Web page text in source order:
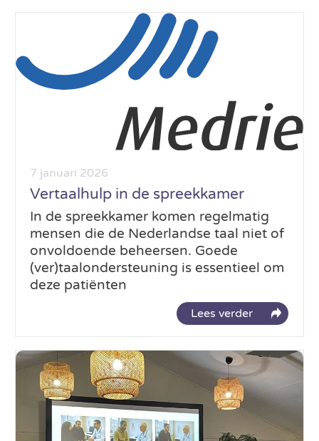
7 januari 2026
Vertaalhulp in de spreekkamer
In de spreekkamer komen regelmatig
mensen die de Nederlandse taal niet of
onvoldoende beheersen. Goede
(ver)taalondersteuning is essentieel om
deze patiënten
Lees verder